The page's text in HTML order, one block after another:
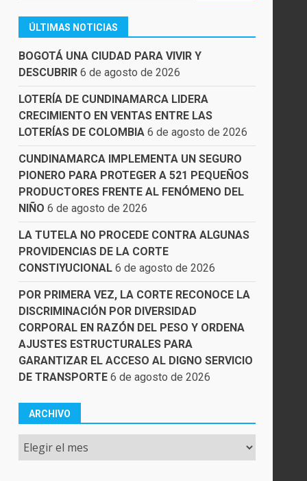
ÚLTIMAS NOTICIAS
BOGOTÁ UNA CIUDAD PARA VIVIR Y
DESCUBRIR 6 de agosto de 2026
LOTERÍA DE CUNDINAMARCA LIDERA
CRECIMIENTO EN VENTAS ENTRE LAS
LOTERÍAS DE COLOMBIA 6 de agosto de 2026
CUNDINAMARCA IMPLEMENTA UN SEGURO
PIONERO PARA PROTEGER A 521 PEQUEÑOS
PRODUCTORES FRENTE AL FENÓMENO DEL
NIÑO 6 de agosto de 2026
LA TUTELA NO PROCEDE CONTRA ALGUNAS
PROVIDENCIAS DE LA CORTE
CONSTIYUCIONAL 6 de agosto de 2026
POR PRIMERA VEZ, LA CORTE RECONOCE LA
DISCRIMINACIÓN POR DIVERSIDAD
CORPORAL EN RAZÓN DEL PESO Y ORDENA
AJUSTES ESTRUCTURALES PARA
GARANTIZAR EL ACCESO AL DIGNO SERVICIO
DE TRANSPORTE 6 de agosto de 2026
ARCHIVO
Archivo